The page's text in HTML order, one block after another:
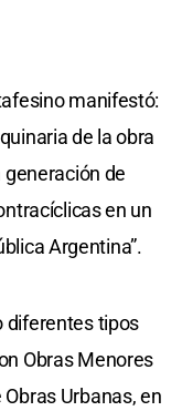
manifestó:
de la obra
generación de
en un
Argentina”.
diferentes tipos
Obras Menores
Urbanas, en